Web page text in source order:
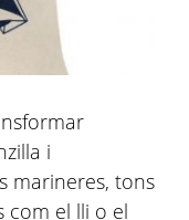
i
marineres, tons
com el lli o el